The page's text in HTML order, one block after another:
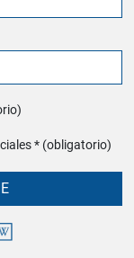
* (obligatorio)